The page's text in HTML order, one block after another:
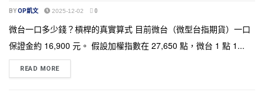
BYOP凱文 2025-12-02 0
微台一口多少錢？槓桿的真實算式 目前微台（微型台指期貨）一口
保證金約 16,900 元。 假設加權指數在 27,650 點，微台 1 點 1...
READ MORE